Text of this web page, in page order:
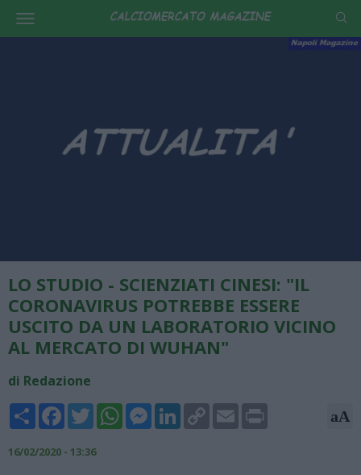
LO STUDIO - SCIENZIATI CINESI: "IL
CORONAVIRUS POTREBBE ESSERE
USCITO DA UN LABORATORIO VICINO
AL MERCATO DI WUHAN"
di Redazione
Share FacebookTwitterWhatsAppMessengerLinkedInCopy
Link
Email aA
16/02/2020 - 13:36